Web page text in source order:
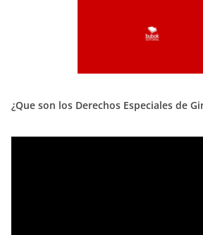
¿Que son los Derechos Especiales de